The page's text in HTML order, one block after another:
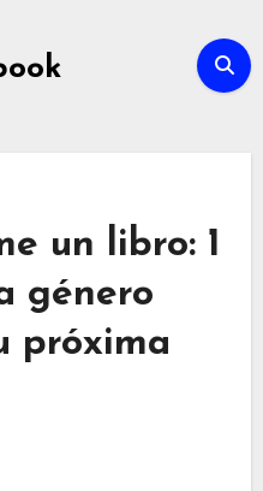
un libro: 1
género
próxima